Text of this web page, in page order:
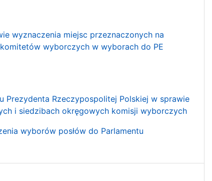
wyznaczenia miejsc przeznaczonych na
wyborczych w wyborach do PE
Prezydenta Rzeczypospolitej Polskiej w sprawie
i siedzibach okręgowych komisji wyborczych
wyborów posłów do Parlamentu